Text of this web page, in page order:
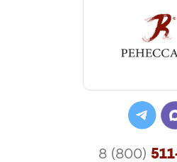
8 (800)